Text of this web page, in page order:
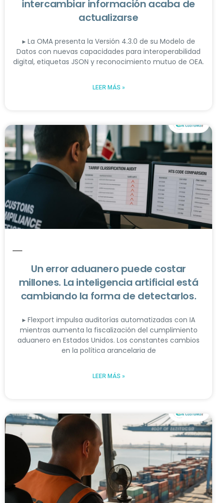
intercambiar información acaba de
actualizarse
▸ La OMA presenta la Versión 4.3.0 de su Modelo de
Datos con nuevas capacidades para interoperabilidad
digital, etiquetas JSON y reconocimiento mutuo de OEA.
LEER MÁS »
Un error aduanero puede costar
millones. La inteligencia artificial está
cambiando la forma de detectarlos.
▸ Flexport impulsa auditorías automatizadas con IA
mientras aumenta la fiscalización del cumplimiento
aduanero en Estados Unidos. Los constantes cambios
en la política arancelaria de
LEER MÁS »